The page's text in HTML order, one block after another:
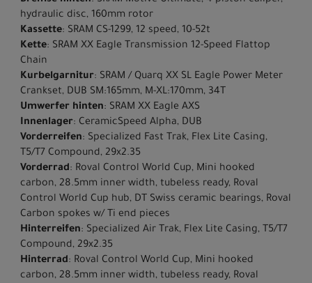
hydraulic disc, 160mm rotor
Kassette: SRAM CS-1299, 12 speed, 10-52t
Kette: SRAM XX Eagle Transmission 12-Speed Flattop
Chain
Kurbelgarnitur: SRAM / Quarq XX SL Eagle Power Meter
Crankset, DUB SM:165mm, M-XL:170mm, 34T
Umwerfer hinten: SRAM XX Eagle AXS
Innenlager: CeramicSpeed Alpha, DUB
Vorderreifen: Specialized Fast Trak, Flex Lite Casing,
T5/T7 Compound, 29x2.35
Vorderrad: Roval Control World Cup, Mini hooked
carbon, 28.5mm inner width, tubeless ready, Roval
Control World Cup hub, DT Swiss ceramic bearings, Roval
Carbon spokes w/ Ti end pieces
Hinterreifen: Specialized Air Trak, Flex Lite Casing, T5/T7
Compound, 29x2.35
Hinterrad: Roval Control World Cup, Mini hooked
carbon, 28.5mm inner width, tubeless ready, Roval